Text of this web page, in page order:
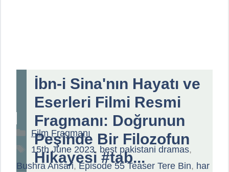
İbn-i Sina'nın Hayatı ve
Eserleri Filmi Resmi
Fragmanı: Doğrunun
Peşinde Bir Filozofun
Hikayesi #tab...
Kategoriler
Film Fragmanı
Etiketler
15th June 2023, best pakistani dramas,
Bushra Ansari,Episode 55 Teaser Tere Bin, har